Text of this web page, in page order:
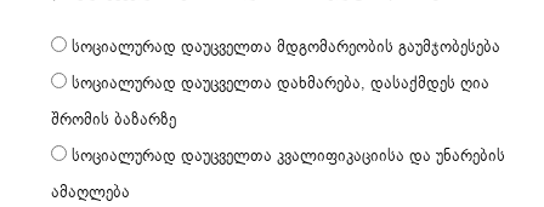
სოციალურად დაუცველთა მდგომარეობის გაუმჯობესება
სოციალურად დაუცველთა დახმარება, დასაქმდეს ღია
შრომის ბაზარზე
სოციალურად დაუცველთა კვალიფიკაციისა და უნარების
ამაღლება